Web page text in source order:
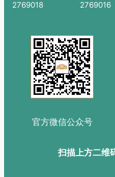
2769018
2769016
官方微信公众号
扫描上方二维